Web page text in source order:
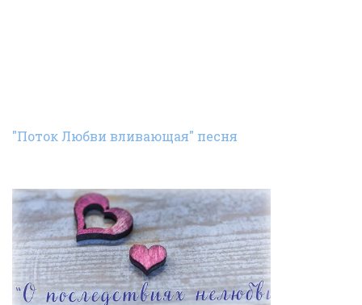
"Поток Любви вливающая" песня